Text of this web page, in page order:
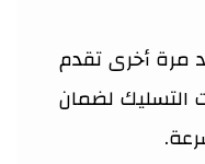
مرة أخرى تقدم
التسليك لضمان